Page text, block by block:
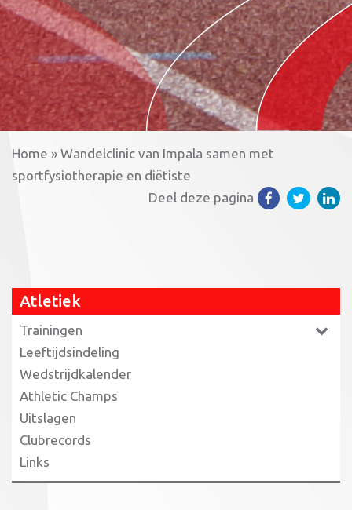
Home » Wandelclinic van Impala samen met
sportfysiotherapie en diëtiste
Deel deze pagina
Atletiek
Trainingen
Leeftijdsindeling
Wedstrijdkalender
Athletic Champs
Uitslagen
Clubrecords
Links